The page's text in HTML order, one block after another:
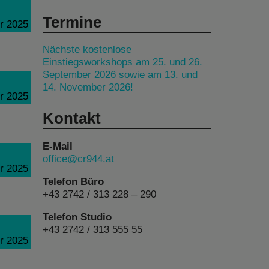
2025
2025
2025
2025
Termine
Nächste kostenlose
Einstiegsworkshops am 25. und 26.
September 2026 sowie am 13. und
14. November 2026!
Kontakt
E-Mail
office@cr944.at
Telefon Büro
+43 2742 / 313 228 – 290
Telefon Studio
+43 2742 / 313 555 55